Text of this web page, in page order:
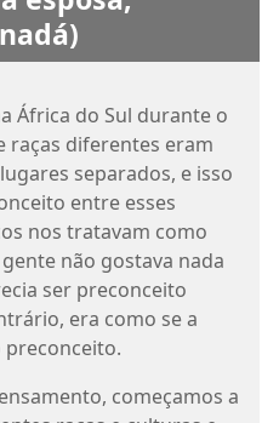
África do Sul durante o
raças diferentes eram
separados, e isso
entre esses
nos tratavam como
não gostava nada
ser preconceito
era como se a
começamos a